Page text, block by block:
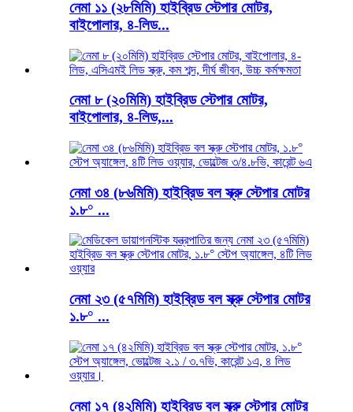
নেমা ১১ (২৮মিমি) হাইব্রিড স্টেপার মোটর,
বাইপোলার, ৪-লিড...
নেমা ৮ (২০মিমি) হাইব্রিড স্টেপার মোটর,
বাইপোলার, ৪-লিড,...
নেমা ৩৪ (৮৬মিমি) হাইব্রিড বল স্ক্রু স্টেপার মোটর
১.৮° ...
নেমা ২৩ (৫৭মিমি) হাইব্রিড বল স্ক্রু স্টেপার মোটর
১.৮° ...
নেমা ১৭ (৪২মিমি) হাইব্রিড বল স্ক্রু স্টেপার মোটর